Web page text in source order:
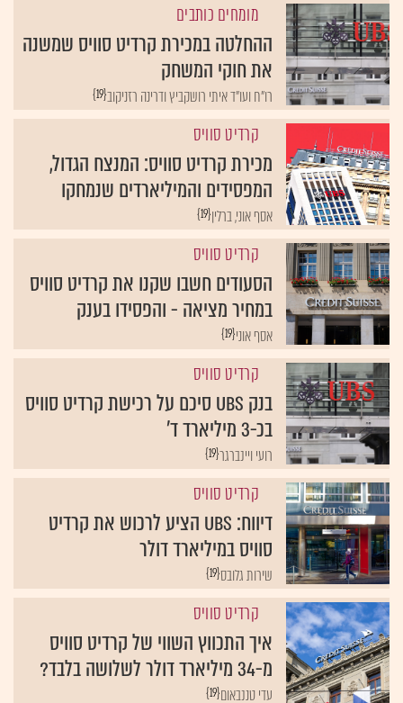
מומחים כותבים
ההחלטה במכירת קרדיט סוויס שמשנה
את חוקי המשחק
{19}רו"ח ועו"ד איתי רושקביץ ודרינה רזניקוב
קרדיט סוויס
מכירת קרדיט סוויס: המנצח הגדול,
המפסידים והמיליארדים שנמחקו
{19}אסף אוני, ברלין
קרדיט סוויס
הסעודים חשבו שקנו את קרדיט סוויס
במחיר מציאה - והפסידו בענק
{19}אסף אוני
קרדיט סוויס
בנק UBS סיכם על רכישת קרדיט סוויס
בכ-3 מיליארד ד'
{19}רועי ויינברגר
קרדיט סוויס
דיווח: UBS הציע לרכוש את קרדיט
סוויס במיליארד דולר
{19}שירות גלובס
קרדיט סוויס
איך התכווץ השווי של קרדיט סוויס
מ-34 מיליארד דולר לשלושה בלבד?
{19}עדי טננבאום